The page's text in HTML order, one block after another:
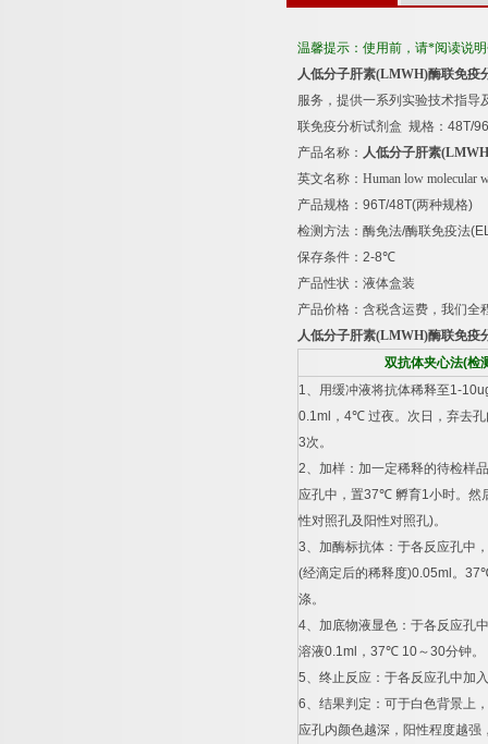
温馨提示：使用前，请*阅读说
人低分子肝素(LMWH)酶联免疫
服务，提供一系列实验技术指导
联免疫分析试剂盒 规格： 48T/
产品名称： 人低分子肝素
英文名称： Human low molecular
产品规格： 96T/48T(两种规格)
检测方法：酶免法/酶联免疫法
保存条件： 2-8℃
产品性状：液体盒装
产品价格：含税含运费，我们全
人低分子肝素(LMWH)酶联免疫
双抗体夹心法(检
1、用缓冲液将抗体稀释至1-
0.1ml ， 4℃ 过夜。次日，弃去
3次。
2、加样：加一定稀释的待检样品
应孔中，置37℃ 孵育1小时。然
性对照孔及阳性对照孔)。
3、加酶标抗体：于各反应孔中
(经滴定后的稀释度)0.05ml 。 37
涤。
4、加底物液显色：于各反应孔
溶液0.1ml ， 37℃ 10～30分钟。
5、终止反应：于各反应孔中加入
6、结果判定：可于白色背景上
应孔内颜色越深，阳性程度越强